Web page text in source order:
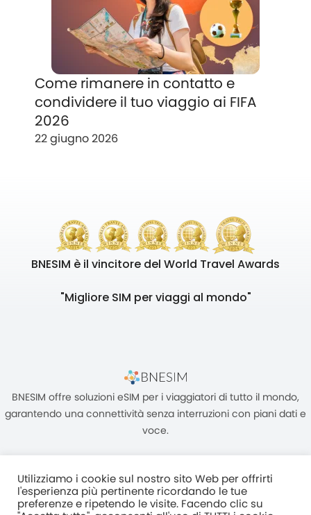
Come rimanere in contatto e
condividere il tuo viaggio ai FIFA
2026
22 giugno 2026
BNESIM è il vincitore del World Travel Awards
"Migliore SIM per viaggi al mondo"
BNESIM offre soluzioni eSIM per i viaggiatori di tutto il mondo,
garantendo una connettività senza interruzioni con piani dati e
voce.
Utilizziamo i cookie sul nostro sito Web per offrirti
l'esperienza più pertinente ricordando le tue
preferenze e ripetendo le visite. Facendo clic su